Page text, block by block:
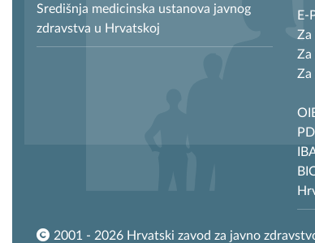
Središnja medicinska ustanova javnog
zdravstva u Hrvatskoj
E-
Za
Za
Za
2001 - 2026 Hrvatski zavod za javno